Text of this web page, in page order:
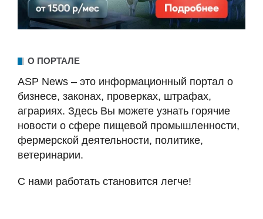
О ПОРТАЛЕ
ASP News – это информационный портал о
бизнесе, законах, проверках, штрафах,
аграриях. Здесь Вы можете узнать горячие
новости о сфере пищевой промышленности,
фермерской деятельности, политике,
ветеринарии.
С нами работать становится легче!